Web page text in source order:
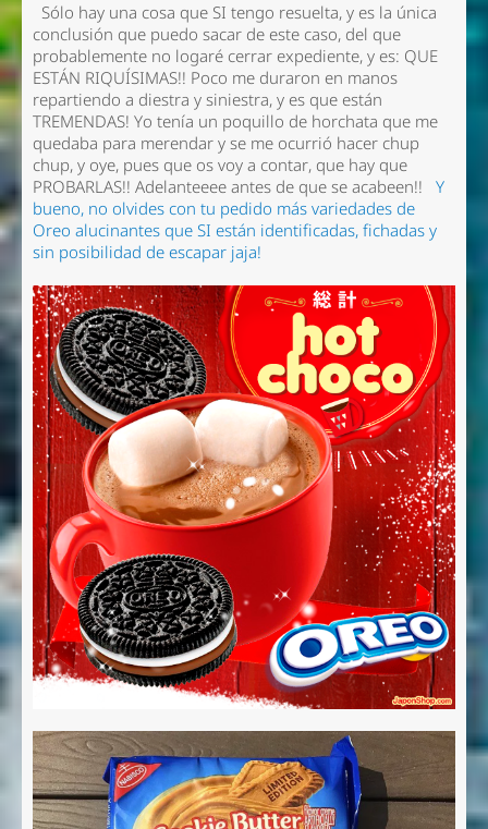
Sólo hay una cosa que SI tengo resuelta, y es la única
conclusión que puedo sacar de este caso, del que
probablemente no logaré cerrar expediente, y es: QUE
ESTÁN RIQUÍSIMAS!! Poco me duraron en manos
repartiendo a diestra y siniestra, y es que están
TREMENDAS! Yo tenía un poquillo de horchata que me
quedaba para merendar y se me ocurrió hacer chup
chup, y oye, pues que os voy a contar, que hay que
PROBARLAS!! Adelanteeee antes de que se acabeen!! Y
bueno, no olvides con tu pedido más variedades de
Oreo alucinantes que SI están identificadas, fichadas y
sin posibilidad de escapar jaja!